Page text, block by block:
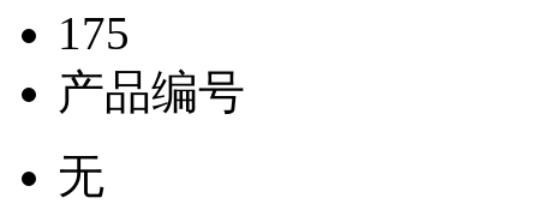
175
产品编号
无